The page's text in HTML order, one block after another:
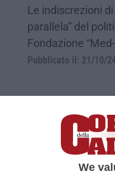
We
Le indiscrezioni
parallela” del
Fondazione
Pubblicato il: 21/10/